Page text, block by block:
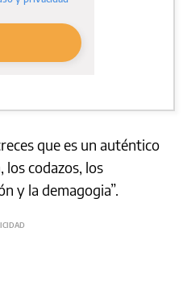
que es un auténtico
los codazos, los
y la demagogia”.